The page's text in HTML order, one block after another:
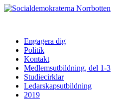
Norrbotten
Engagera dig
Politik
Kontakt
Medlemsutbildning, del 1-3
Studiecirklar
Ledarskapsutbildning
2019